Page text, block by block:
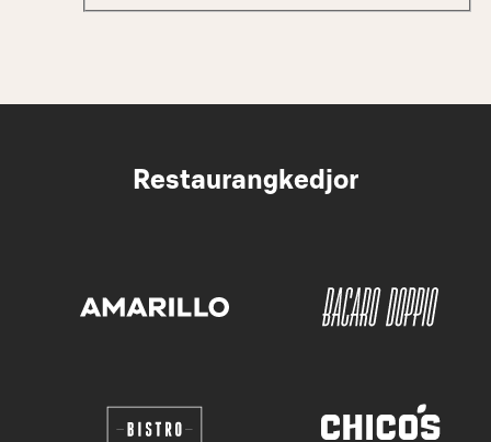
Restaurangkedjor